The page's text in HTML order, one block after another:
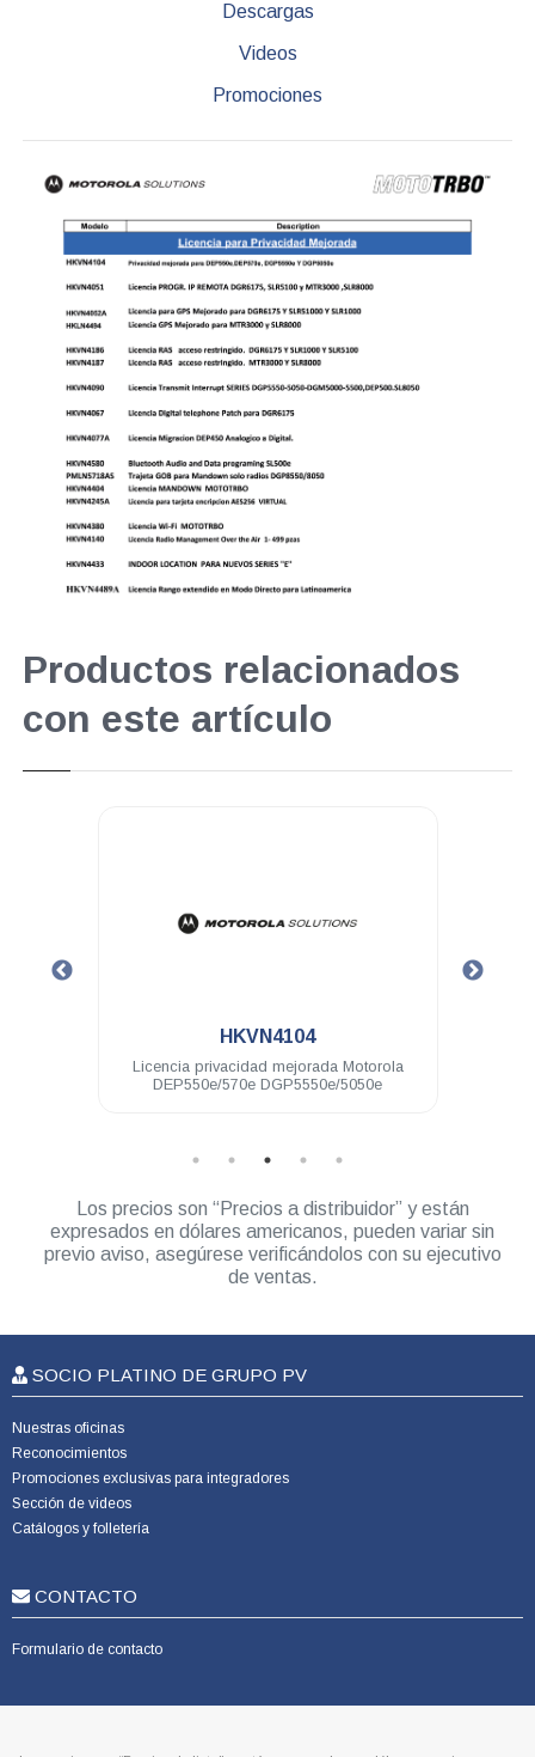
Descargas
Videos
Promociones
Productos relacionados
con este artículo
Licencia privacidad mejorada Motorola
DEP550e/570e DGP5550e/5050e
Licencia
DEP500 DGP8000/
Los precios son “Precios a distribuidor” y están
expresados en dólares americanos, pueden variar sin
previo aviso, asegúrese verificándolos con su ejecutivo
de ventas.
SOCIO PLATINO DE GRUPO PV
Nuestras oficinas
Reconocimientos
Promociones exclusivas para integradores
Sección de videos
Catálogos y folletería
CONTACTO
Formulario de contacto